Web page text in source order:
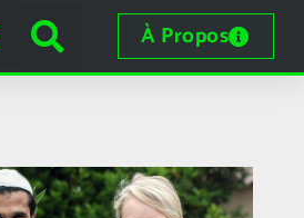
À Propos